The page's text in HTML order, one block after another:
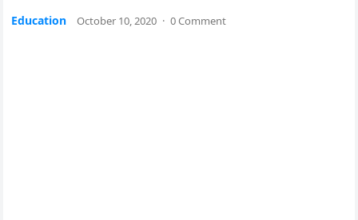
Education October 10, 2020 · 0 Comment